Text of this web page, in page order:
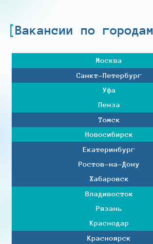
Вакансии по городам
Москва
Санкт-Петербург
Уфа
Пенза
Томск
Новосибирск
Екатеринбург
Ростов-на-Дону
Хабаровск
Владивосток
Рязань
Краснодар
Красноярск